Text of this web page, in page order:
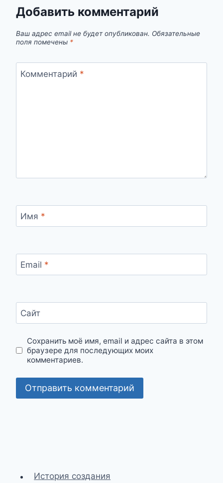
Добавить комментарий
Ваш адрес email не будет опубликован. Обязательные
поля помечены *
Комментарий *
Имя *
Email *
Сайт
Сохранить моё имя, email и адрес сайта в этом
браузере для последующих моих
комментариев.
История создания